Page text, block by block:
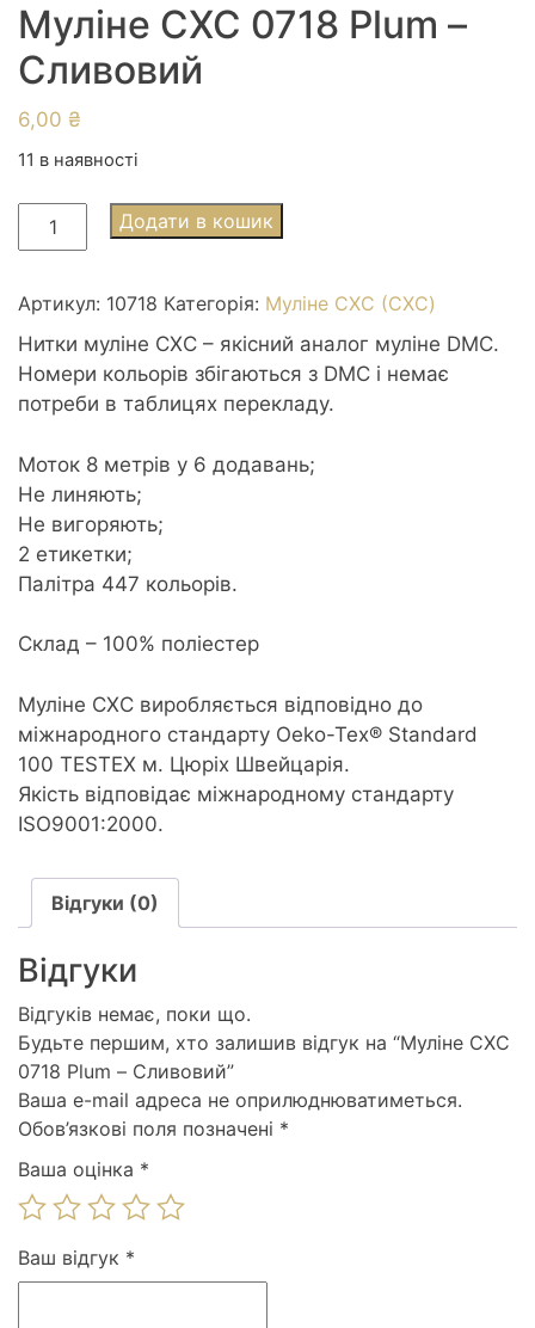
Муліне СХС 0718 Plum –
Сливовий
6,00 ₴
11 в наявності
Муліне
СХС
Plum
-
Сливовий
кількість
Додати в кошик
Артикул: 10718 Категорія: Муліне СХС (CXC)
Нитки муліне СХС – якісний аналог муліне DMC.
Номери кольорів збігаються з DMC і немає
потреби в таблицях перекладу.
Моток 8 метрів у 6 додавань;
Не линяють;
Не вигоряють;
2 етикетки;
Палітра 447 кольорів.
Склад – 100% поліестер
Муліне CXC виробляється відповідно до
міжнародного стандарту Oeko-Tex® Standard
100 TESTEX м. Цюріх Швейцарія.
Якість відповідає міжнародному стандарту
ISO9001:2000.
Відгуки (0)
Відгуки
Відгуків немає, поки що.
Будьте першим, хто залишив відгук на “Муліне СХС
0718 Plum – Сливовий”
Ваша e-mail адреса не оприлюднюватиметься.
Обов’язкові поля позначені *
Ваша оцінка *
Ваш відгук *